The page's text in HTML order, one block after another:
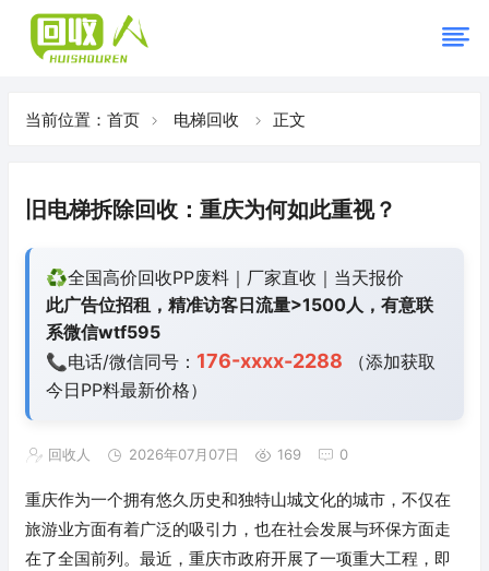
当前位置： 首页 电梯回收 正文
旧电梯拆除回收：重庆为何如此重视？
♻️全国高价回收PP废料｜厂家直收｜当天报价
此广告位招租，精准访客日流量>1500人，有意联
系微信wtf595
📞电话/微信同号： 176-xxxx-2288 （添加获取
今日PP料最新价格）
回收人 2026年07月07日 169 0
重庆作为一个拥有悠久历史和独特山城文化的城市，不仅在
旅游业方面有着广泛的吸引力，也在社会发展与环保方面走
在了全国前列。最近，重庆市政府开展了一项重大工程，即